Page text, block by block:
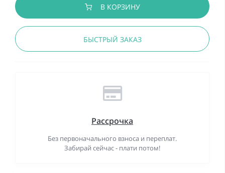
В КОРЗИНУ
БЫСТРЫЙ ЗАКАЗ
Рассрочка
Без первоначального взноса и переплат.
Забирай сейчас - плати потом!